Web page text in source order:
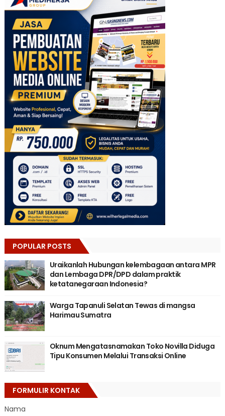
POPULAR POSTS
Uraikanlah Hubungan kelembagaan antara MPR
dan Lembaga DPR/DPD dalam praktik
ketatanegaraan Indonesia?
Warga Tapanuli Selatan Tewas di mangsa
Harimau Sumatra
Oknum Mengatasnamakan Toko Novilla Diduga
Tipu Konsumen Melalui Transaksi Online
FORMULIR KONTAK
Nama